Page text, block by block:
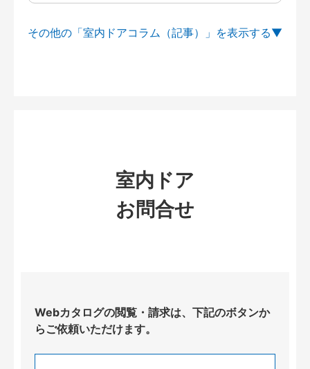
その他の「室内ドアコラム（記事）」を
室内ドア
お問合せ
Webカタログの閲覧・請求は、下記のボタンか
らご依頼いただけます。